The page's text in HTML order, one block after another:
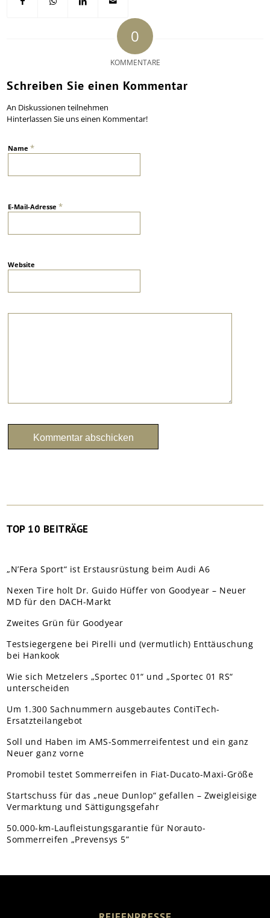
0
KOMMENTARE
Schreiben Sie einen Kommentar
An Diskussionen teilnehmen
Hinterlassen Sie uns einen Kommentar!
Name*
E-Mail-Adresse*
Website
TOP 10 BEITRÄGE
„N’Fera Sport“ ist Erstausrüstung beim Audi A6
Nexen Tire holt Dr. Guido Hüffer von Goodyear – Neuer
MD für den DACH-Markt
Zweites Grün für Goodyear
Testsiegergene bei Pirelli und (vermutlich) Enttäuschung
bei Hankook
Wie sich Metzelers „Sportec 01“ und „Sportec 01 RS“
unterscheiden
Um 1.300 Sachnummern ausgebautes ContiTech-
Ersatzteilangebot
Soll und Haben im AMS-Sommerreifentest und ein ganz
Neuer ganz vorne
Promobil testet Sommerreifen in Fiat-Ducato-Maxi-Größe
Startschuss für das „neue Dunlop“ gefallen – Zweigleisige
Vermarktung und Sättigungsgefahr
50.000-km-Laufleistungsgarantie für Norauto-
Sommerreifen „Prevensys 5”